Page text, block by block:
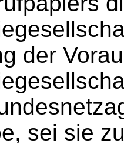
der
sei sie